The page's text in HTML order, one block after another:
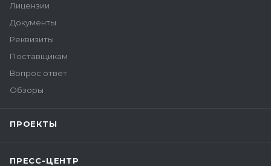
Лицензии
Документы
Реквизиты
Поставщикам
Вопрос ответ
Обзоры
ПРОЕКТЫ
ПРЕСС-ЦЕНТР